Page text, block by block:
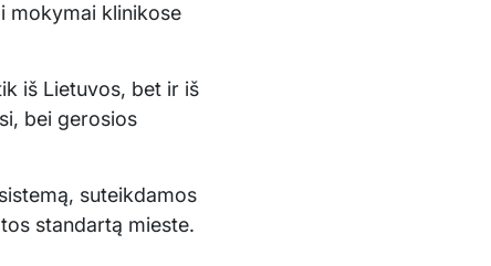
mokymai klinikose
iš Lietuvos, bet ir iš
bei gerosios
suteikdamos
standartą mieste.